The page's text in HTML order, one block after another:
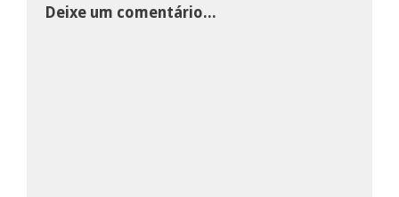
Deixe um comentário...